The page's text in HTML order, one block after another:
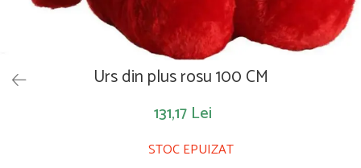
Papusi si accesorii
Trenulete si masinute
Unelte si bancuri de lucru
Urs din plus rosu 100 CM
131,17 Lei
STOC EPUIZAT